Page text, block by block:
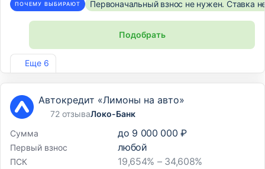
Еще 6
ПОЧЕМУ ВЫБИРАЮТ Первоначальный взнос не нужен. Ставка
Подобрать
Лиц. №354
Автокредит «Лимоны на авто»
72 отзываЛоко-Банк
Сумма
до 9 000 000 ₽
Первый взнос любой
ПСК 19,654% – 34,608%